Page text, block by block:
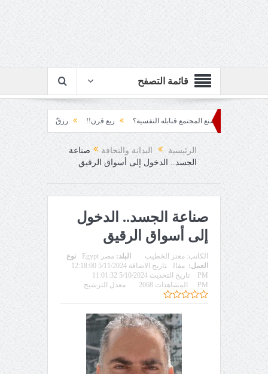
قائمة التصفح
يصنع المجتمع قنابله النفسية؟ ربع قرن!! رزقٌ من يستكثره؟! منطق
الرئيسية البدانة والنحافة
صناعة
الجسد.. الدخول إلى أسواق الرقيق
صناعة الجسد.. الدخول
إلى أسواق الرقيق
الكاتب: معتز الخطيب البلد: مصر Egypt
نوع
العمل: مقال
تاريخ الاضافة 5/11/2024 12:18:00
PM
تاريخ التحديث 5/10/2024 11:01:32
PM
المشاهدات 2068 معدل الترشيح